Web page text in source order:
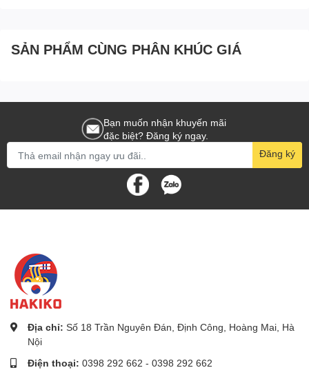
đựng thực phẩm. Dùng được trong lò vi sóng (mở
tránh lửa.
Hakiko - Nhà phân phối uy tín các sản phẩm Nhật Bản
Hakiko, nhà phân phối chính thức các sản phẩm chất
lượng từ Nhật Bản, tự hào giới thiệu Hộp Nhựa Thực
Phẩm Vuông 1600ml Inomata đến thị trường. Hakiko cam
kết mang đến sản phẩm tiện ích, chất lượng cao, phù hợp
Hộp Nhựa Thực Phẩm Vuông 1600ml Inomata Nhật Bản
không chỉ cung cấp giải pháp lưu trữ thực phẩm hiệu quả
mà còn góp phần tạo nên không gian bếp gọn gàng và
hợp vệ sinh. Hakiko cam kết mang đến cho bạn những sản
phẩm chất lượng cao, góp phần nâng cao chất lượng cuộc
sống hàng ngày.
SẢN PHẨM CÙNG PHÂN KHÚC GIÁ
Bạn muốn nhận khuyến mãi
đặc biệt? Đăng ký ngay.
Đăng ký
Địa chỉ: Số 18 Trần Nguyên Đán, Định Công, Hoàng Mai, Hà
Nội
Điện thoại: 0398 292 662 - 0398 292 662